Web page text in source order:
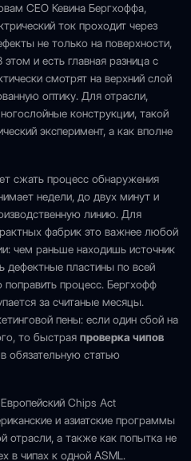
CEO Кевина Бергхоффа,
ток проходит через
не только на поверхности,
и есть главная разница с
смотрят на верхний слой
оптику. Для отрасли,
конструкции, такой
эксперимент, а как вполне
сжать процесс обнаружения
недели, до двух минут и
линию. Для
фабрик это важнее любой
чем раньше находишь источник
дефектные пластины по всей
процесс. Бергхофф
за считаные месяцы.
пены: если один сбой на
то быстрая проверка чипов
обязательную статью
Chips Act
и азиатские программы
отрасли, а также как попытка не
в чипах к одной ASML.